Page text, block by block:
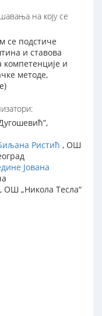
на коју се
се подстиче
и ставова
компетенције и
методе,
Ристић , ОШ
Јована
, ОШ „Никола Тесла“